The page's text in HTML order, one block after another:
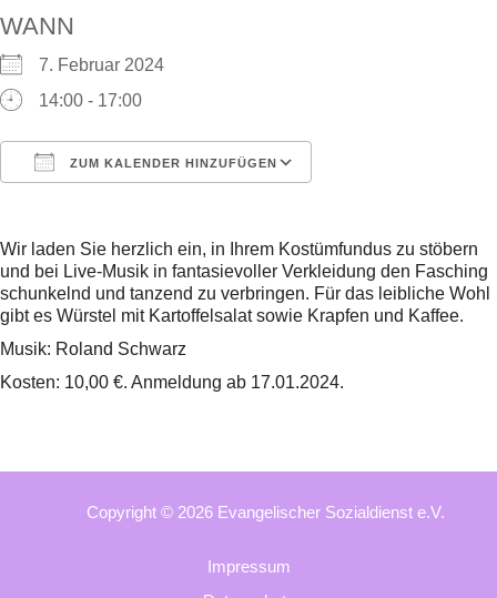
WANN
7. Februar 2024
14:00 - 17:00
ZUM KALENDER HINZUFÜGEN
Wir laden Sie herzlich ein, in Ihrem Kostümfundus zu stöbern
und bei Live-Musik in fantasievoller Verkleidung den Fasching
schunkelnd und tanzend zu verbringen. Für das leibliche Wohl
gibt es Würstel mit Kartoffelsalat sowie Krapfen und Kaffee.
Musik: Roland Schwarz
Kosten: 10,00 €. Anmeldung ab 17.01.2024.
Copyright © 2026 Evangelischer Sozialdienst e.V.
Impressum